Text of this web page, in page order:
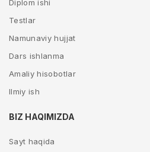
Diplom ishi
Testlar
Namunaviy hujjat
Dars ishlanma
Amaliy hisobotlar
Ilmiy ish
BIZ HAQIMIZDA
Sayt haqida